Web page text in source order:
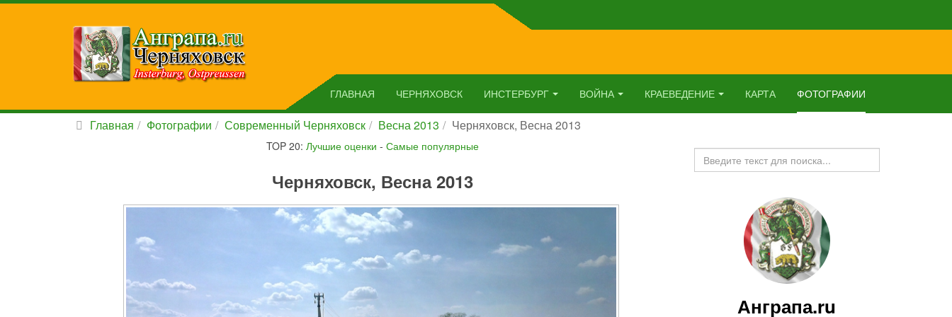
ГЛАВНАЯ ЧЕРНЯХОВСК ИНСТЕРБУРГ ВОЙНА КРАЕВЕДЕНИЕ КАРТА ФОТОГРАФИИ
Главная Фотографии Современный Черняховск Весна 2013 Черняховск, Весна 2013
TOP 20: Лучшие оценки - Самые популярные
Черняховск, Весна 2013
Искать...
Анграпа.ru